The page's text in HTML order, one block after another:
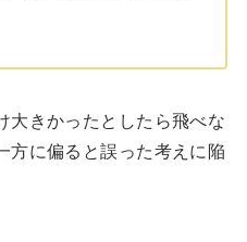
大きかったとしたら飛べな
方に偏ると誤った考えに陥